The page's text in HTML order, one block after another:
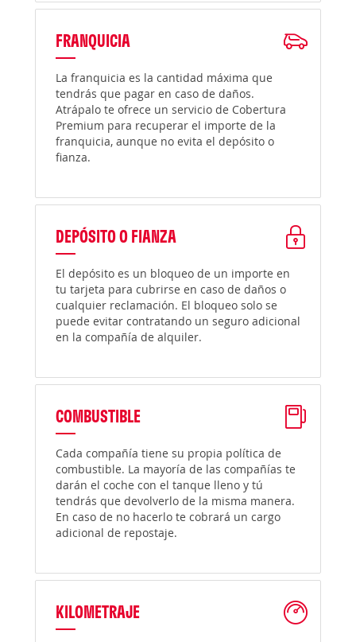
FRANQUICIA
La franquicia es la cantidad máxima que
tendrás que pagar en caso de daños.
Atrápalo te ofrece un servicio de Cobertura
Premium para recuperar el importe de la
franquicia, aunque no evita el depósito o
fianza.
DEPÓSITO O FIANZA
El depósito es un bloqueo de un importe en
tu tarjeta para cubrirse en caso de daños o
cualquier reclamación. El bloqueo solo se
puede evitar contratando un seguro adicional
en la compañía de alquiler.
COMBUSTIBLE
Cada compañía tiene su propia política de
combustible. La mayoría de las compañías te
darán el coche con el tanque lleno y tú
tendrás que devolverlo de la misma manera.
En caso de no hacerlo te cobrará un cargo
adicional de repostaje.
KILOMETRAJE